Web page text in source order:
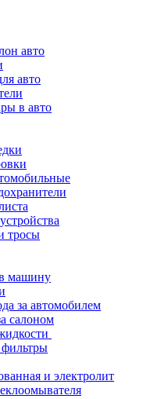
авто
авто
в авто
тросы
машину
за автомобилем
салоном
и электролит